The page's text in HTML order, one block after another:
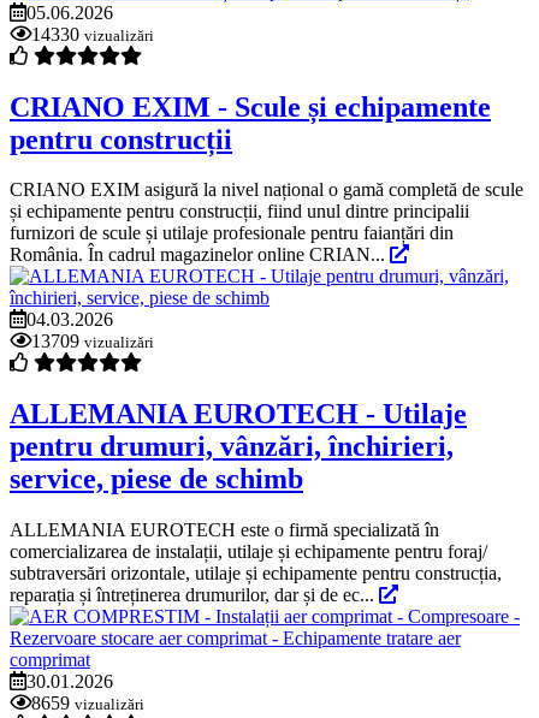
05.06.2026
14330 vizualizări
CRIANO EXIM - Scule și echipamente
pentru construcții
CRIANO EXIM asigură la nivel național o gamă completă de scule
și echipamente pentru construcții, fiind unul dintre principalii
furnizori de scule și utilaje profesionale pentru faianțări din
România. În cadrul magazinelor online CRIAN...
04.03.2026
13709 vizualizări
ALLEMANIA EUROTECH - Utilaje
pentru drumuri, vânzări, închirieri,
service, piese de schimb
ALLEMANIA EUROTECH este o firmă specializată în
comercializarea de instalații, utilaje și echipamente pentru foraj/
subtraversări orizontale, utilaje și echipamente pentru construcția,
reparația și întreținerea drumurilor, dar și de ec...
30.01.2026
8659 vizualizări